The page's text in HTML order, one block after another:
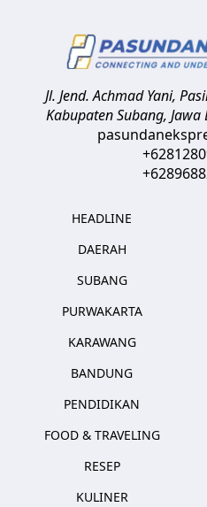
Jl. Jend. Achmad Yani,
Kabupaten Subang, Jawa
HEADLINE
DAERAH
SUBANG
PURWAKARTA
KARAWANG
BANDUNG
PENDIDIKAN
FOOD & TRAVELING
RESEP
KULINER